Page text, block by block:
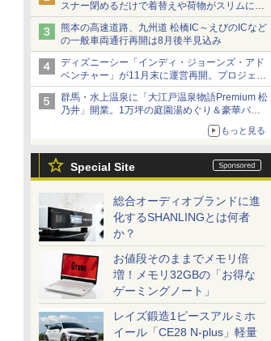
スナー閉めるだけで着替えや荷物がスリムにま
とまる
熊本の高速道路、九州道 松橋IC～えびのICなど
の一般車両通行再開は8月後半見込み
ディズニーシー「インディ・ジョーンズ・アド
ベンチャー」が11月末に運営再開。プロジェク
ションマッピングを追加、DPAは1500円
群馬・水上温泉に「大江戸温泉物語Premium 松
乃井」開業。1万坪の庭園湯めぐり＆豪華バイ
もっと見る
Special Site
総合オーディオブランドに進
化するSHANLINGとは何者
か？
お値段そのままでメモリ倍
増！メモリ32GBの「お得な
ゲーミングノート」
レイズ鍛造1ピースアルミホ
イール「CE28 N-plus」軽量